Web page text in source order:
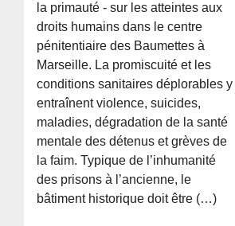
la primauté - sur les atteintes aux
droits humains dans le centre
pénitentiaire des Baumettes à
Marseille. La promiscuité et les
conditions sanitaires déplorables y
entraînent violence, suicides,
maladies, dégradation de la santé
mentale des détenus et grèves de
la faim. Typique de l’inhumanité
des prisons à l’ancienne, le
bâtiment historique doit être (…)